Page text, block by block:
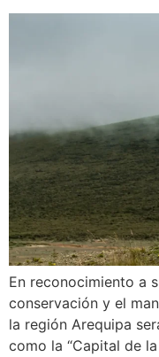
En reconocimiento a
conservación y el
la región Arequipa
como la “Capital de